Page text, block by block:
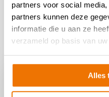
partners voor social
partners kunnen deze
informatie die u aan ze
verzameld op basis van
Alles
Let op